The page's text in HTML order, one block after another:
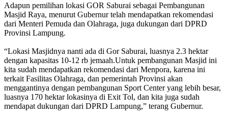
Adapun pemilihan lokasi GOR Saburai sebagai Pembangunan
Masjid Raya, menurut Gubernur telah mendapatkan rekomendasi
dari Menteri Pemuda dan Olahraga, juga dukungan dari DPRD
Provinsi Lampung.
“Lokasi Masjidnya nanti ada di Gor Saburai, luasnya 2.3 hektar
dengan kapasitas 10-12 rb jemaah.Untuk pembangunan Masjid ini
kita sudah mendapatkan rekomendasi dari Menpora, karena ini
terkait Fasilitas Olahraga, dan pemerintah Provinsi akan
menggantinya dengan pembangunan Sport Center yang lebih besar,
luasnya 170 hektar lokasinya di Exit Tol, dan kita juga sudah
mendapat dukungan dari DPRD Lampung,” terang Gubernur.